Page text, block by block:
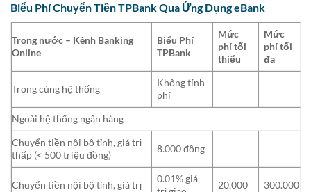
Biểu Phí Chuyển Tiền TPBank Qua Ứng Dụng eBank
Trong nước – Kênh Banking
Online
Biểu Phí
TPBank
Mức
phí tối
thiểu
Mức
phí tối
đa
Trong cùng hệ thống
Không tính
phí
Ngoài hệ thống ngân hàng
Chuyển tiền nội bộ tỉnh, giá trị
thấp (< 500 triệu đồng)
8.000 đồng
Chuyển tiền nội bộ tỉnh, giá trị
0.01% giá
20.000
300.000